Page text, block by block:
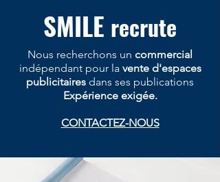
SMILE recrute
Nous recherchons un commercial
indépendant pour la vente d'espaces
publicitaires dans ses publications
Expérience exigée.
CONTACTEZ-NOUS